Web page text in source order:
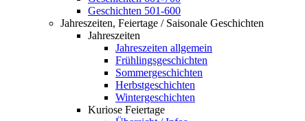
Geschichten 501-600
Jahreszeiten, Feiertage / Saisonale Geschichten
Jahreszeiten
Jahreszeiten allgemein
Frühlingsgeschichten
Sommergeschichten
Herbstgeschichten
Wintergeschichten
Kuriose Feiertage